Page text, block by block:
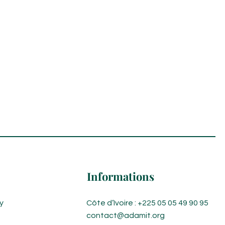
Informations
Côte d’Ivoire : +225 05 05 49 90 95
contact@adamit.org